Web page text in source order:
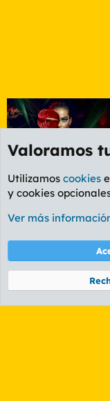
Etiquetas
Cookies
PL
Community platform by
Valoramos
Utilizamos cookies
y cookies
Ver más